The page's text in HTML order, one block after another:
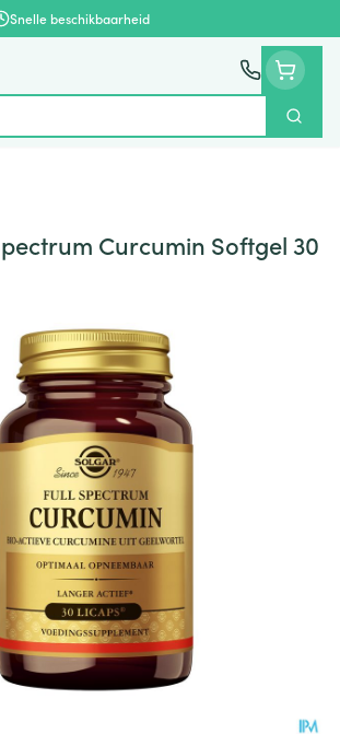
Snelle beschikbaarheid
Zoek
Curcumin Softgel 30